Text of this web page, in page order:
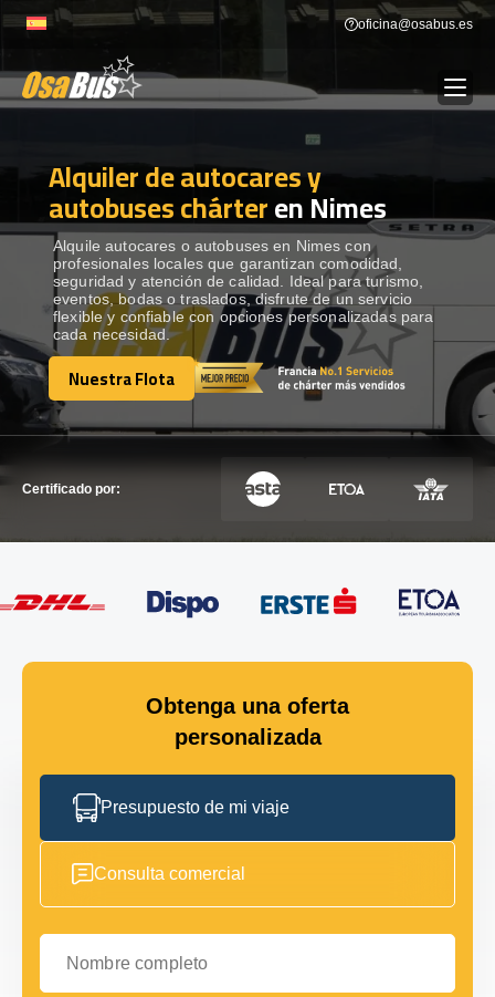
to
oficina@osabus.es
ALQUILER DE AUTOCARES
DESTINOS Show dropdown
RECORRIDAS Show dropdown
FLOTA
Alquiler de autocares y
autobuses chárteren Nimes
Alquile autocares o autobuses en Nimes con
profesionales locales que garantizan comodidad,
seguridad y atención de calidad. Ideal para turismo,
eventos, bodas o traslados, disfrute de un servicio
flexible y confiable con opciones personalizadas para
cada necesidad.
Nuestra Flota
Nuestra Flota
Certificado por:
Obtenga una oferta
personalizada
Presupuesto de mi viaje
Consulta comercial
Nombre completo